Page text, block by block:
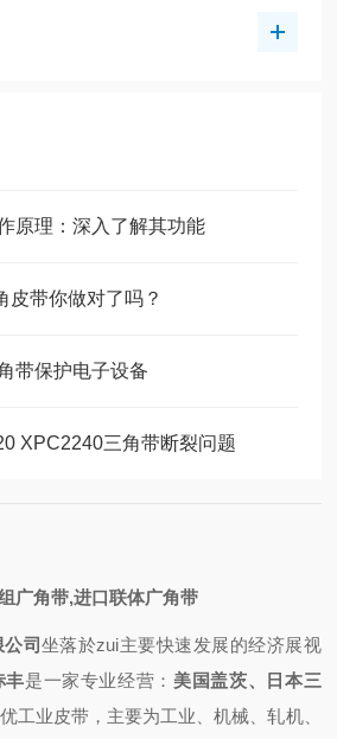
原理：深入了解其功能
皮带你做对了吗？
带保护电子设备
XPC2240三角带断裂问题
广角带,进口联体广角带
公司坐落於zui主要快速发展的经济展视
丰是一家专业经营 ： 美国盖茨、日本三
工业皮带，主要为工业、机械、轧机、